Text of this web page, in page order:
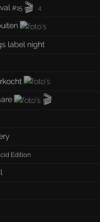
#15 🎬 4
label night
🎬
Edition